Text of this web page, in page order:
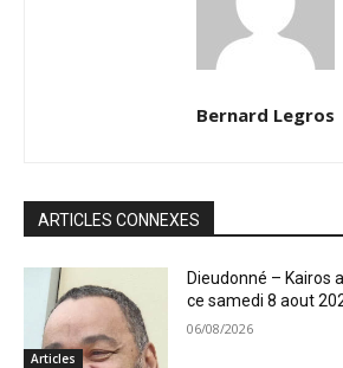
Bernard Legros
ARTICLES CONNEXES
Articles
Dieudonné – Kairos
ce samedi 8 aout
06/08/2026